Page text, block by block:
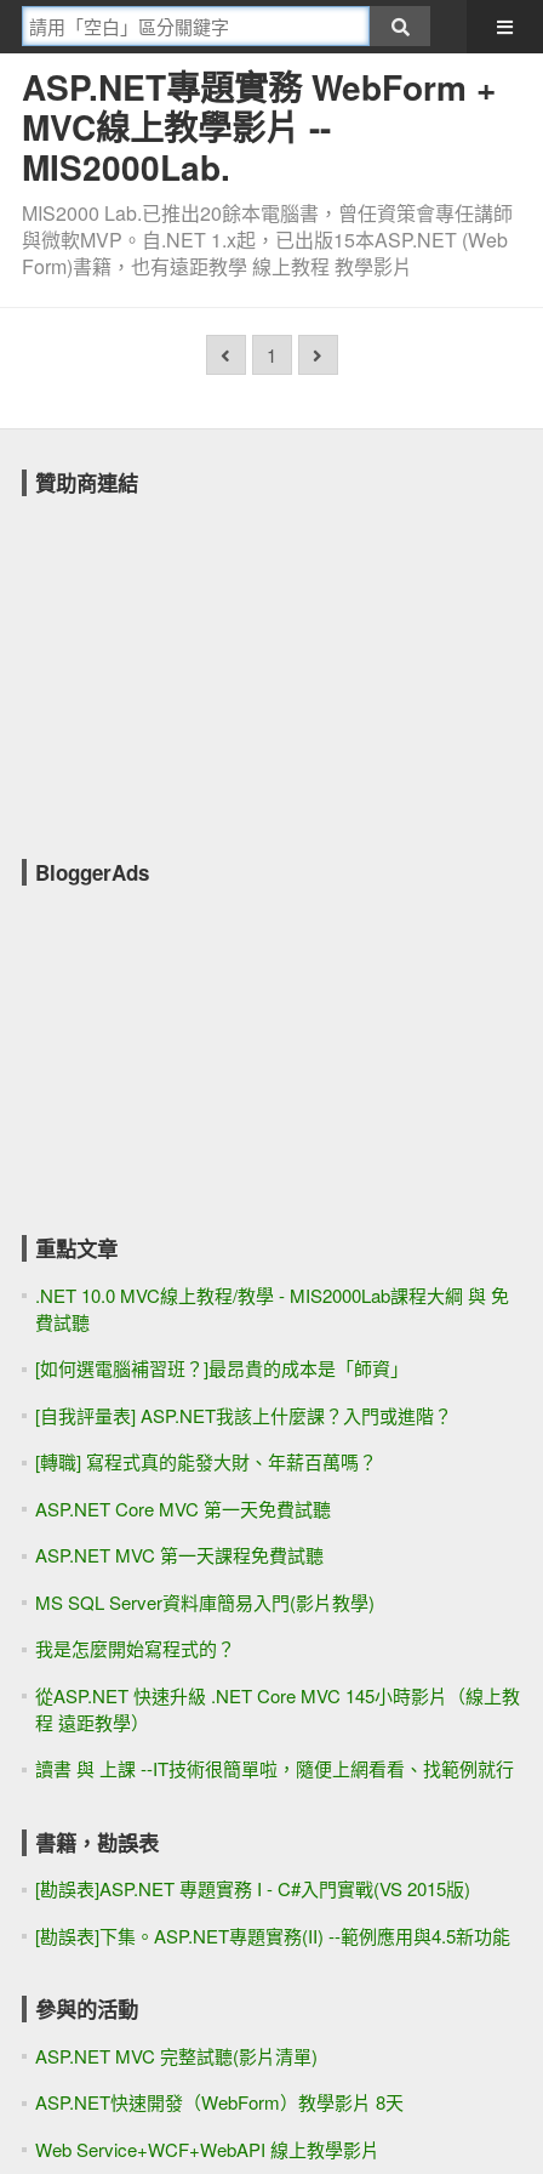
ASP.NET專題實務 WebForm +
MVC線上教學影片 --
MIS2000Lab.
MIS2000 Lab.已推出20餘本電腦書，曾任資策會專任講師
與微軟MVP。自.NET 1.x起，已出版15本ASP.NET (Web
Form)書籍，也有遠距教學 線上教程 教學影片
1
贊助商連結
BloggerAds
重點文章
.NET 10.0 MVC線上教程/教學 - MIS2000Lab課程大綱 與 免
費試聽
[如何選電腦補習班？]最昂貴的成本是「師資」
[自我評量表] ASP.NET我該上什麼課？入門或進階？
[轉職] 寫程式真的能發大財、年薪百萬嗎？
ASP.NET Core MVC 第一天免費試聽
ASP.NET MVC 第一天課程免費試聽
MS SQL Server資料庫簡易入門(影片教學)
我是怎麼開始寫程式的？
從ASP.NET 快速升級 .NET Core MVC 145小時影片（線上教
程 遠距教學）
讀書 與 上課 --IT技術很簡單啦，隨便上網看看、找範例就行
書籍，勘誤表
[勘誤表]ASP.NET 專題實務 I - C#入門實戰(VS 2015版)
[勘誤表]下集。ASP.NET專題實務(II) --範例應用與4.5新功能
參與的活動
ASP.NET MVC 完整試聽(影片清單)
ASP.NET快速開發（WebForm）教學影片 8天
Web Service+WCF+WebAPI 線上教學影片